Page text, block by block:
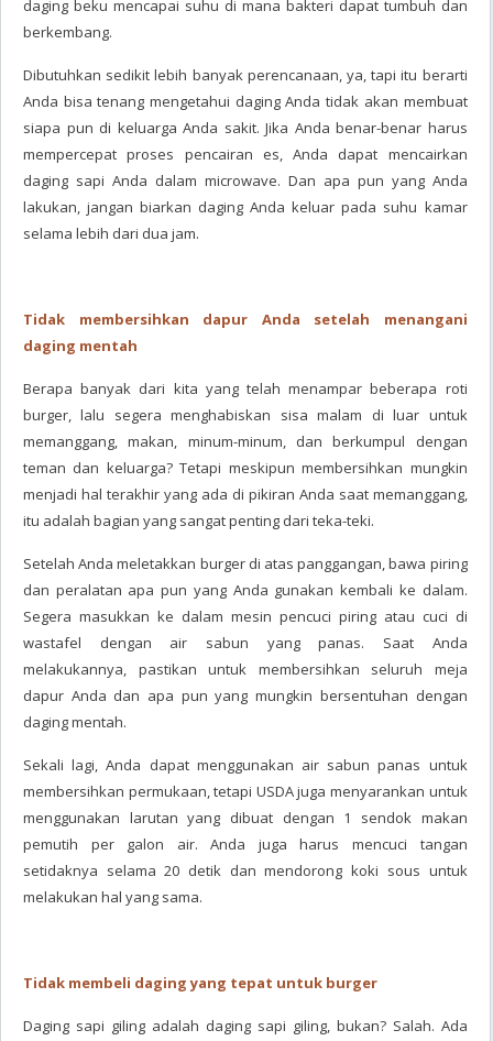
daging beku mencapai suhu di mana bakteri dapat tumbuh dan
berkembang.
Dibutuhkan sedikit lebih banyak perencanaan, ya, tapi itu berarti
Anda bisa tenang mengetahui daging Anda tidak akan membuat
siapa pun di keluarga Anda sakit. Jika Anda benar-benar harus
mempercepat proses pencairan es, Anda dapat mencairkan
daging sapi Anda dalam microwave. Dan apa pun yang Anda
lakukan, jangan biarkan daging Anda keluar pada suhu kamar
selama lebih dari dua jam.
Tidak membersihkan dapur Anda setelah menangani
daging mentah
Berapa banyak dari kita yang telah menampar beberapa roti
burger, lalu segera menghabiskan sisa malam di luar untuk
memanggang, makan, minum-minum, dan berkumpul dengan
teman dan keluarga? Tetapi meskipun membersihkan mungkin
menjadi hal terakhir yang ada di pikiran Anda saat memanggang,
itu adalah bagian yang sangat penting dari teka-teki.
Setelah Anda meletakkan burger di atas panggangan, bawa piring
dan peralatan apa pun yang Anda gunakan kembali ke dalam.
Segera masukkan ke dalam mesin pencuci piring atau cuci di
wastafel dengan air sabun yang panas. Saat Anda
melakukannya, pastikan untuk membersihkan seluruh meja
dapur Anda dan apa pun yang mungkin bersentuhan dengan
daging mentah.
Sekali lagi, Anda dapat menggunakan air sabun panas untuk
membersihkan permukaan, tetapi USDA juga menyarankan untuk
menggunakan larutan yang dibuat dengan 1 sendok makan
pemutih per galon air. Anda juga harus mencuci tangan
setidaknya selama 20 detik dan mendorong koki sous untuk
melakukan hal yang sama.
Tidak membeli daging yang tepat untuk burger
Daging sapi giling adalah daging sapi giling, bukan? Salah. Ada